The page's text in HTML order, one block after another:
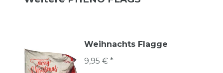
Weihnachts Flagge
9,95 € *